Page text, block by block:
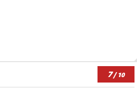
7/ 10